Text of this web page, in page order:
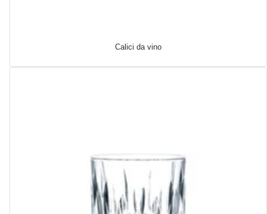
Calici da vino